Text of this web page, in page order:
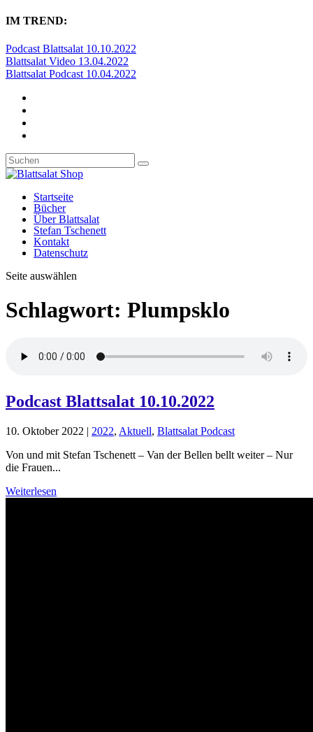
IM TREND:
Podcast Blattsalat 10.10.2022
Blattsalat Video 13.04.2022
Blattsalat Podcast 10.04.2022
Startseite
Bücher
Über Blattsalat
Stefan Tschenett
Kontakt
Datenschutz
Seite auswählen
Schlagwort: Plumpsklo
Podcast Blattsalat 10.10.2022
10. Oktober 2022 | 2022, Aktuell, Blattsalat Podcast
Von und mit Stefan Tschenett – Van der Bellen bellt weiter – Nur
die Frauen...
Weiterlesen